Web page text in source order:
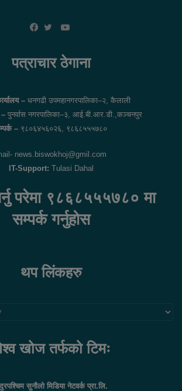
YouTube
पत्राचार ठेगाना
–धनगढी उपमहानगरपालिका–२, कैलाली
– पुनर्वास नगरपालिका–३, आई.बी.आर.डी.,कञ्चनपुर
– ९८०६४५६०२६, ९८६८५५५७८०
news.biswokhoj@gmil.com
IT-Support: Tulasi Dahal
परेमा ९८६८५५५७८० मा
सम्पर्क गर्नुहोस
थप लिंकहरु
खोज तर्फको टिमः
सुनौलो मिडिया नेटवर्क प्रा.लि.